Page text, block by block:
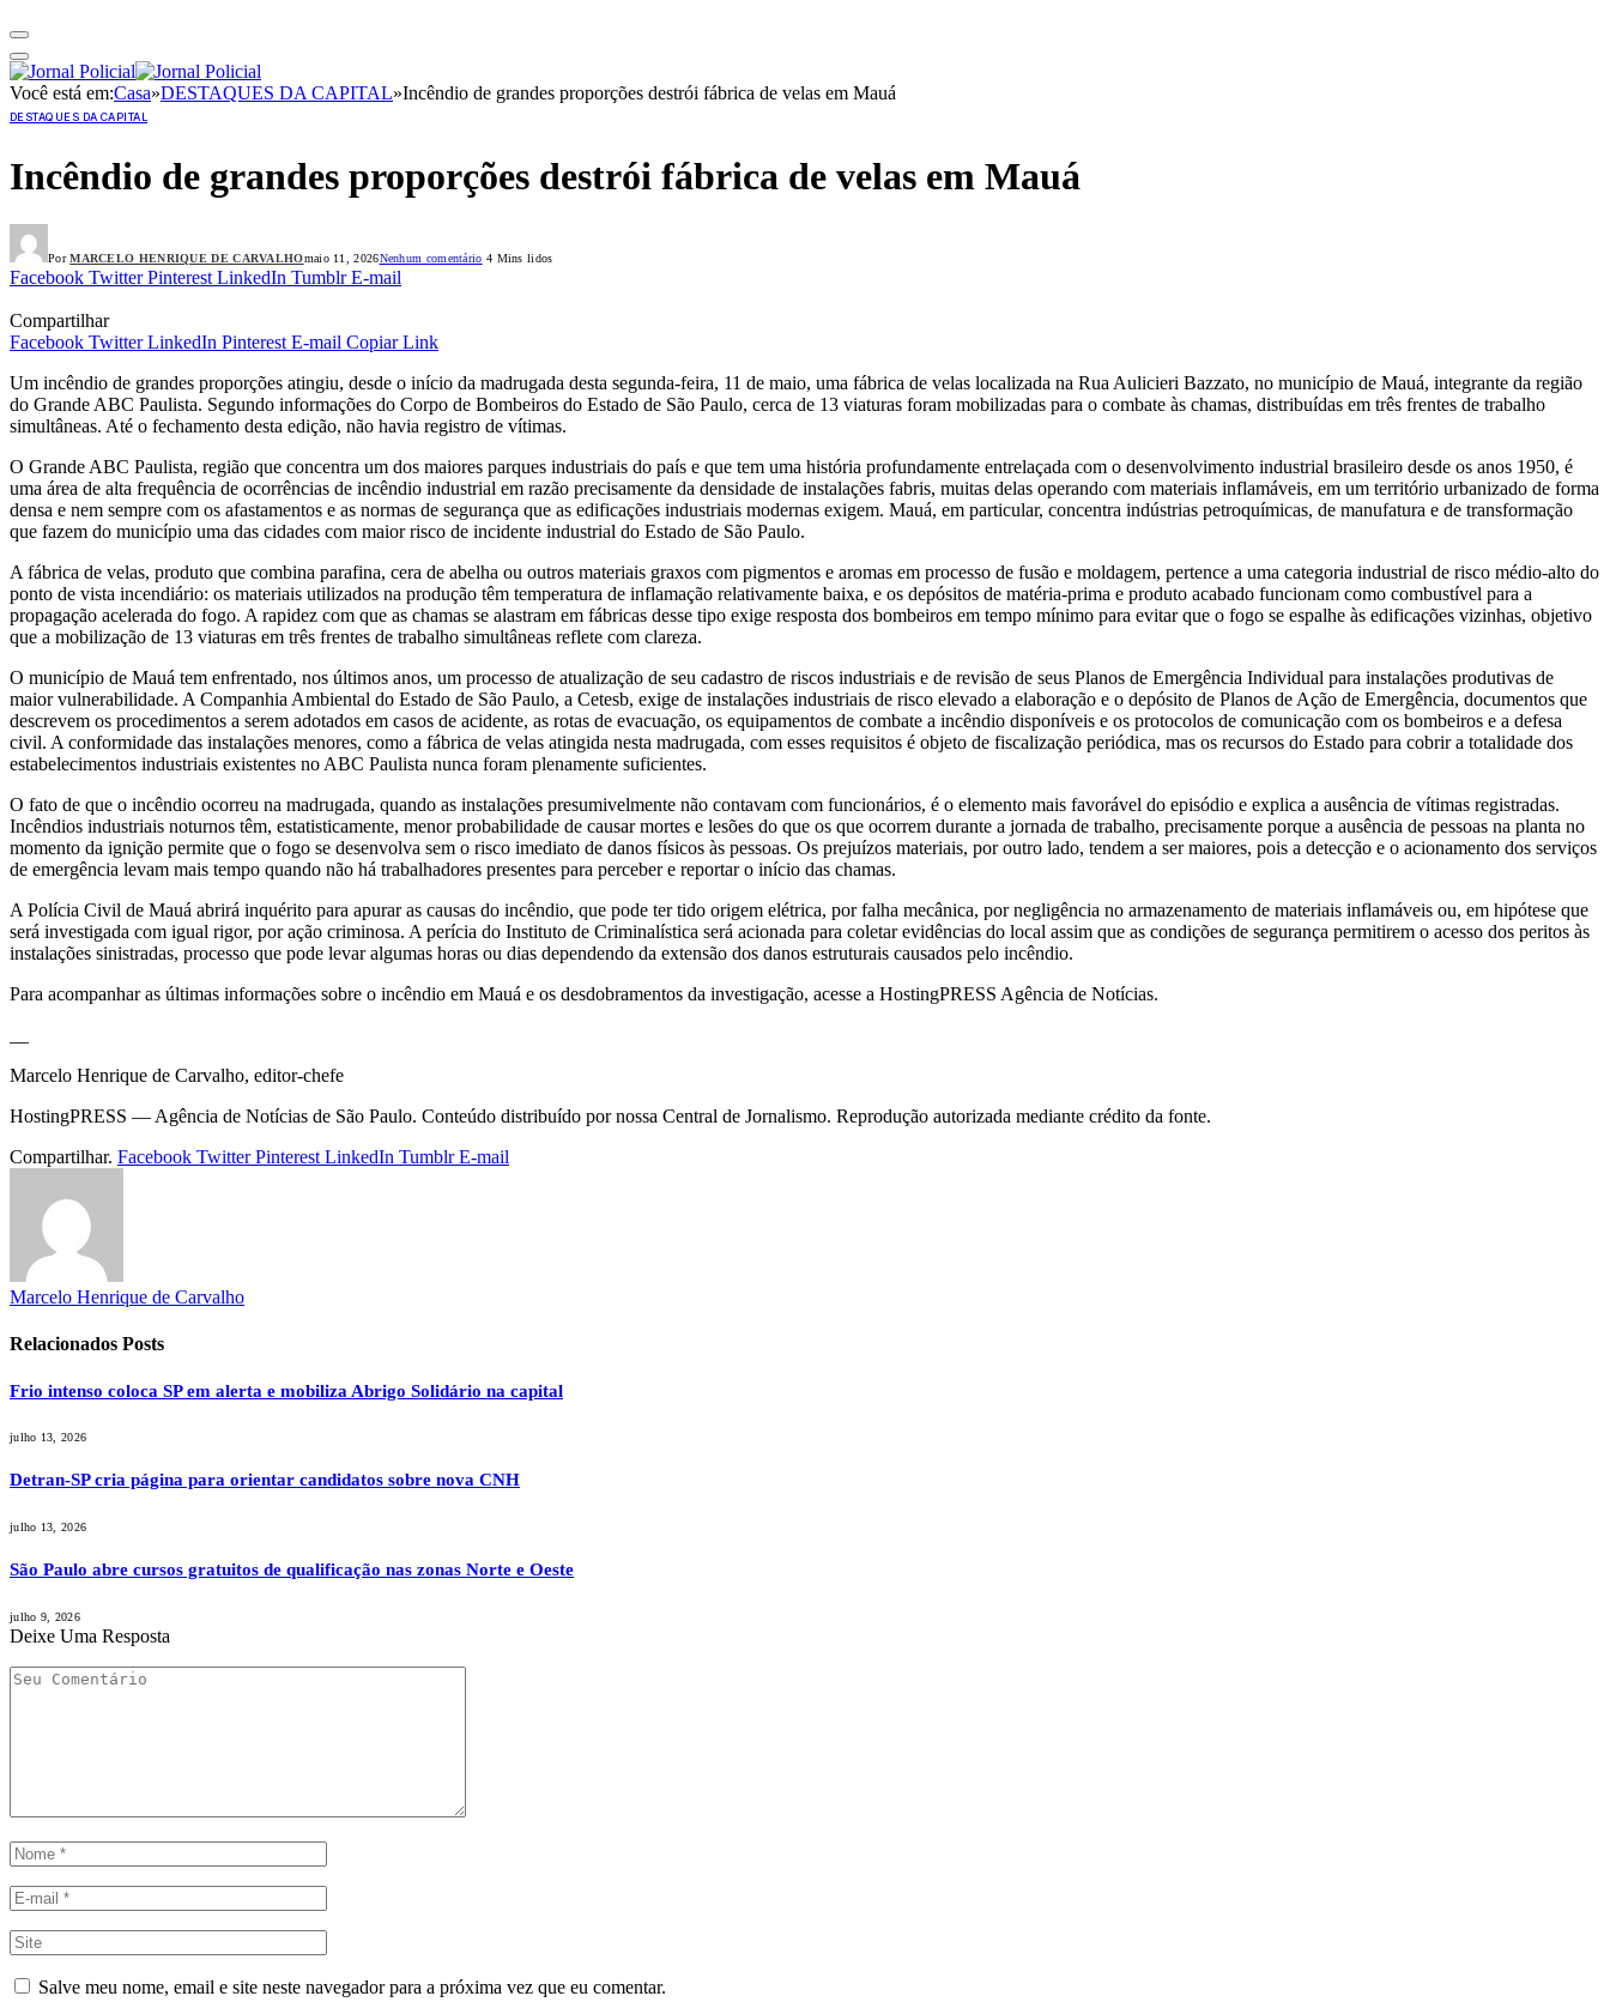
Você está em:Casa»DESTAQUES DA CAPITAL»Incêndio de grandes proporções destrói fábrica de velas em Mauá
DESTAQUES DA CAPITAL
Incêndio de grandes proporções destrói fábrica de velas em Mauá
Por MARCELO HENRIQUE DE CARVALHOmaio 11, 2026Nenhum comentário 4 Mins lidos
Facebook Twitter Pinterest LinkedIn Tumblr E-mail
Compartilhar
Facebook Twitter LinkedIn Pinterest E-mail Copiar Link
Um incêndio de grandes proporções atingiu, desde o início da madrugada desta segunda-feira, 11 de maio, uma fábrica de velas localizada na Rua Aulicieri Bazzato, no município de Mauá, integrante da região
do Grande ABC Paulista. Segundo informações do Corpo de Bombeiros do Estado de São Paulo, cerca de 13 viaturas foram mobilizadas para o combate às chamas, distribuídas em três frentes de trabalho
simultâneas. Até o fechamento desta edição, não havia registro de vítimas.
O Grande ABC Paulista, região que concentra um dos maiores parques industriais do país e que tem uma história profundamente entrelaçada com o desenvolvimento industrial brasileiro desde os anos 1950, é
uma área de alta frequência de ocorrências de incêndio industrial em razão precisamente da densidade de instalações fabris, muitas delas operando com materiais inflamáveis, em um território urbanizado de forma
densa e nem sempre com os afastamentos e as normas de segurança que as edificações industriais modernas exigem. Mauá, em particular, concentra indústrias petroquímicas, de manufatura e de transformação
que fazem do município uma das cidades com maior risco de incidente industrial do Estado de São Paulo.
A fábrica de velas, produto que combina parafina, cera de abelha ou outros materiais graxos com pigmentos e aromas em processo de fusão e moldagem, pertence a uma categoria industrial de risco médio-alto do
ponto de vista incendiário: os materiais utilizados na produção têm temperatura de inflamação relativamente baixa, e os depósitos de matéria-prima e produto acabado funcionam como combustível para a
propagação acelerada do fogo. A rapidez com que as chamas se alastram em fábricas desse tipo exige resposta dos bombeiros em tempo mínimo para evitar que o fogo se espalhe às edificações vizinhas, objetivo
que a mobilização de 13 viaturas em três frentes de trabalho simultâneas reflete com clareza.
O município de Mauá tem enfrentado, nos últimos anos, um processo de atualização de seu cadastro de riscos industriais e de revisão de seus Planos de Emergência Individual para instalações produtivas de
maior vulnerabilidade. A Companhia Ambiental do Estado de São Paulo, a Cetesb, exige de instalações industriais de risco elevado a elaboração e o depósito de Planos de Ação de Emergência, documentos que
descrevem os procedimentos a serem adotados em casos de acidente, as rotas de evacuação, os equipamentos de combate a incêndio disponíveis e os protocolos de comunicação com os bombeiros e a defesa
civil. A conformidade das instalações menores, como a fábrica de velas atingida nesta madrugada, com esses requisitos é objeto de fiscalização periódica, mas os recursos do Estado para cobrir a totalidade dos
estabelecimentos industriais existentes no ABC Paulista nunca foram plenamente suficientes.
O fato de que o incêndio ocorreu na madrugada, quando as instalações presumivelmente não contavam com funcionários, é o elemento mais favorável do episódio e explica a ausência de vítimas registradas.
Incêndios industriais noturnos têm, estatisticamente, menor probabilidade de causar mortes e lesões do que os que ocorrem durante a jornada de trabalho, precisamente porque a ausência de pessoas na planta no
momento da ignição permite que o fogo se desenvolva sem o risco imediato de danos físicos às pessoas. Os prejuízos materiais, por outro lado, tendem a ser maiores, pois a detecção e o acionamento dos serviços
de emergência levam mais tempo quando não há trabalhadores presentes para perceber e reportar o início das chamas.
A Polícia Civil de Mauá abrirá inquérito para apurar as causas do incêndio, que pode ter tido origem elétrica, por falha mecânica, por negligência no armazenamento de materiais inflamáveis ou, em hipótese que
será investigada com igual rigor, por ação criminosa. A perícia do Instituto de Criminalística será acionada para coletar evidências do local assim que as condições de segurança permitirem o acesso dos peritos às
instalações sinistradas, processo que pode levar algumas horas ou dias dependendo da extensão dos danos estruturais causados pelo incêndio.
Para acompanhar as últimas informações sobre o incêndio em Mauá e os desdobramentos da investigação, acesse a HostingPRESS Agência de Notícias.
Marcelo Henrique de Carvalho, editor-chefe
HostingPRESS — Agência de Notícias de São Paulo. Conteúdo distribuído por nossa Central de Jornalismo. Reprodução autorizada mediante crédito da fonte.
Compartilhar. Facebook Twitter Pinterest LinkedIn Tumblr E-mail
Marcelo Henrique de Carvalho
Relacionados Posts
Frio intenso coloca SP em alerta e mobiliza Abrigo Solidário na capital
julho 13, 2026
Detran-SP cria página para orientar candidatos sobre nova CNH
julho 13, 2026
São Paulo abre cursos gratuitos de qualificação nas zonas Norte e Oeste
julho 9, 2026
Deixe Uma Resposta
Salve meu nome, email e site neste navegador para a próxima vez que eu comentar.